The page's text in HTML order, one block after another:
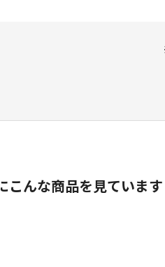
こんな商品を見ています